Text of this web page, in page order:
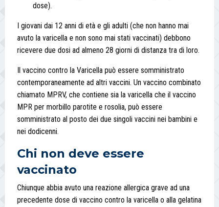
dose).
I giovani dai 12 anni di età e gli adulti (che non hanno mai
avuto la varicella e non sono mai stati vaccinati) debbono
ricevere due dosi ad almeno 28 giorni di distanza tra di loro.
Il vaccino contro la Varicella può essere somministrato
contemporaneamente ad altri vaccini. Un vaccino combinato
chiamato MPRV, che contiene sia la varicella che il vaccino
MPR per morbillo parotite e rosolia, può essere
somministrato al posto dei due singoli vaccini nei bambini e
nei dodicenni.
Chi non deve essere
vaccinato
Chiunque abbia avuto una reazione allergica grave ad una
precedente dose di vaccino contro la varicella o alla gelatina